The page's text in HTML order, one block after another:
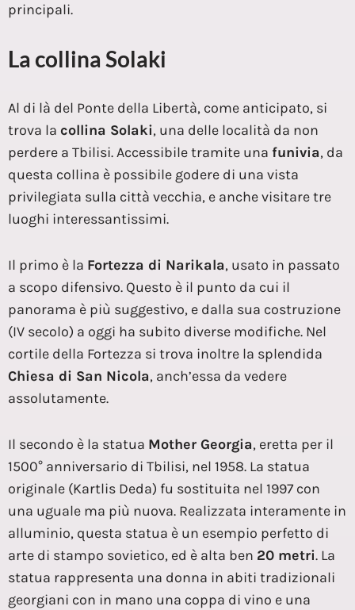
principali.
La collina Solaki
Al di là del Ponte della Libertà, come anticipato, si
trova la collina Solaki, una delle località da non
perdere a Tbilisi. Accessibile tramite una funivia, da
questa collina è possibile godere di una vista
privilegiata sulla città vecchia, e anche visitare tre
luoghi interessantissimi.
Il primo è la Fortezza di Narikala, usato in passato
a scopo difensivo. Questo è il punto da cui il
panorama è più suggestivo, e dalla sua costruzione
(IV secolo) a oggi ha subito diverse modifiche. Nel
cortile della Fortezza si trova inoltre la splendida
Chiesa di San Nicola, anch’essa da vedere
assolutamente.
Il secondo è la statua Mother Georgia, eretta per il
1500° anniversario di Tbilisi, nel 1958. La statua
originale (Kartlis Deda) fu sostituita nel 1997 con
una uguale ma più nuova. Realizzata interamente in
alluminio, questa statua è un esempio perfetto di
arte di stampo sovietico, ed è alta ben 20 metri. La
statua rappresenta una donna in abiti tradizionali
georgiani con in mano una coppa di vino e una